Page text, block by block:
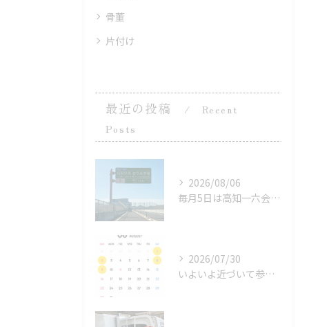
骨董
片付け
最近の投稿
Recent
Posts
2026/08/06
毎月5日は高知一六会 業者市場。
2026/07/30
いよいよ近づいて参りましたなかやガレージセール！嫁が早朝のみ...